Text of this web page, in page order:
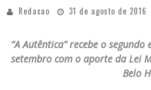
Redacao 31 de agosto de 2016
“A Autêntica” recebe o
setembro com o aporte da Lei
Belo